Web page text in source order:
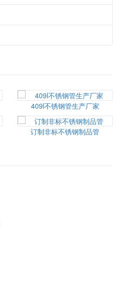
409l不锈钢管生产厂家
订制非标不锈钢制品管